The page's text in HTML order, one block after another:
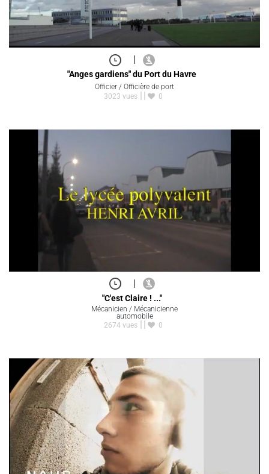
|
"Anges gardiens" du Port du Havre
Officier / Officière de port
3023 vues
0
|
"C'est Claire ! ..."
Mécanicien / Mécanicienne
automobile
2674 vues
0